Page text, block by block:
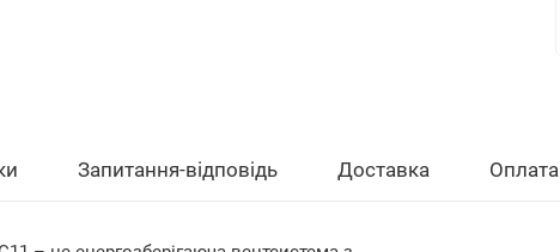
Запитання-відповідь Доставка Оплата